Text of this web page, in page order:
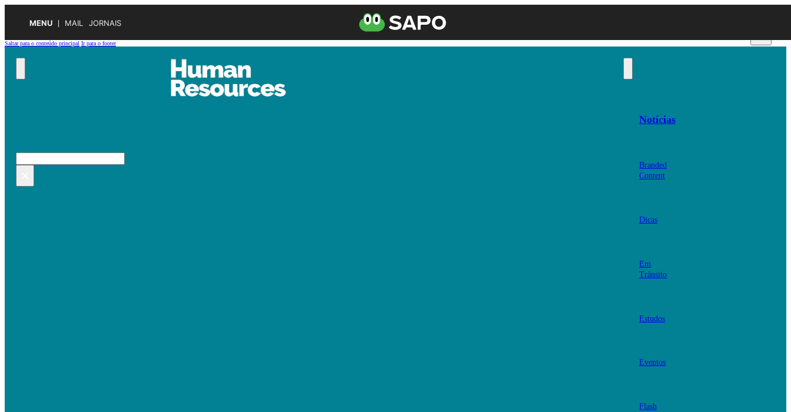
MENU MAIL JORNAIS
Saltar para o conteúdo principal Ir para o footer
Pesquisar
Notícias
Branded
Content
Dicas
Em
Trânsito
Estudos
Eventos
Flash